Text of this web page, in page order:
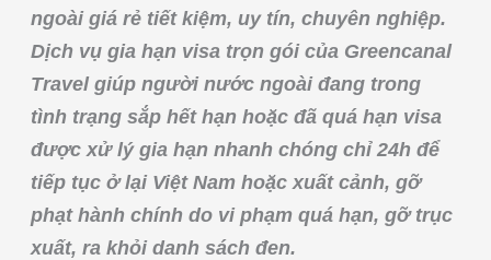
ngoài giá rẻ tiết kiệm, uy tín, chuyên nghiệp.
Dịch vụ gia hạn visa trọn gói của Greencanal
Travel giúp người nước ngoài đang trong
tình trạng sắp hết hạn hoặc đã quá hạn visa
được xử lý gia hạn nhanh chóng chỉ 24h để
tiếp tục ở lại Việt Nam hoặc xuất cảnh, gỡ
phạt hành chính do vi phạm quá hạn, gỡ trục
xuất, ra khỏi danh sách đen.